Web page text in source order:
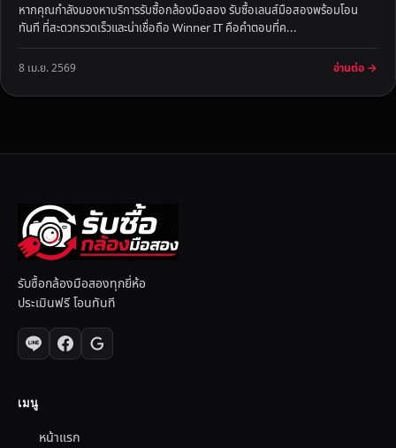
หากคุณกำลังมองหาบริการรับซื้อกล้องมือสอง รับซื้อเลนส์มือสองพร้อมโอน
ทันที ที่สะดวกรวดเร็วและน่าเชื่อถือ Winner IT คือคำตอบที่ค...
8 เม.ย. 2569 อ่านต่อ →
รับซื้อกล้องมือสองทุกยี่ห้อ
ประเมินฟรี โอนทันที
เมนู
หน้าแรก